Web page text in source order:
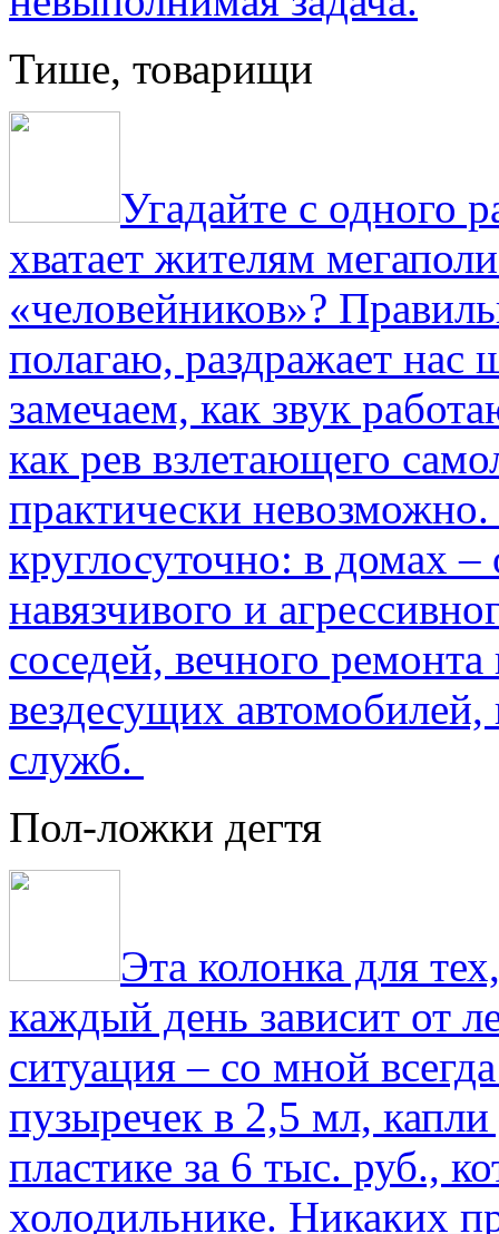
Тише, товарищи
Угадайте с одного
хватает жителям
«человейников»?
полагаю, раздражает нас
замечаем, как звук
как рев взлетающего
практически
круглосуточно: в домах
навязчивого и
соседей, вечного
вездесущих
служб.
Пол-ложки дегтя
Эта колонка для
каждый день зависит от
ситуация – со мной
пузыречек в 2,5 мл,
пластике за 6 тыс. руб.,
холодильнике. Никаких